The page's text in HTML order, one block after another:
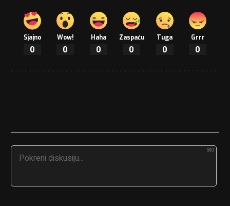
Sjajno
0
Wow!
0
Haha
0
Zaspaću
0
Tuga
0
Grrr
0
500